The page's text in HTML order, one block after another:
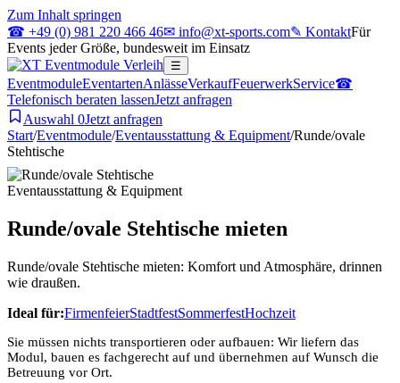
Zum Inhalt springen
☎ +49 (0) 981 220 466 46✉ info@xt-sports.com✎ KontaktFür
Events jeder Größe, bundesweit im Einsatz
☰
EventmoduleEventartenAnlässeVerkaufFeuerwerkService☎
Telefonisch beraten lassenJetzt anfragen
Auswahl 0Jetzt anfragen
Start/Eventmodule/Eventausstattung & Equipment/Runde/ovale
Stehtische
Eventausstattung & Equipment
Runde/ovale Stehtische mieten
Runde/ovale Stehtische mieten: Komfort und Atmosphäre, drinnen
wie draußen.
Ideal für:FirmenfeierStadtfestSommerfestHochzeit
Sie müssen nichts transportieren oder aufbauen: Wir liefern das
Modul, bauen es fachgerecht auf und übernehmen auf Wunsch die
Betreuung vor Ort.